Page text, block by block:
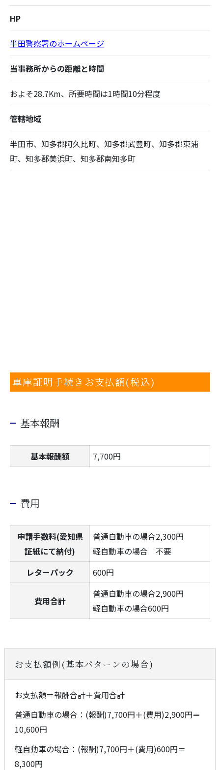
HP
半田警察署のホームページ
当事務所からの距離と時間
およそ28.7Km、所要時間は1時間10分程度
管轄地域
半田市、知多郡阿久比町、知多郡武豊町、知多郡東浦
町、知多郡美浜町、知多郡南知多町
車庫証明手続きお支払額(税込)
基本報酬
基本報酬額 7,700円
費用
申請手数料(愛知県
証紙にて納付)
普通自動車の場合2,300円
軽自動車の場合 不要
レターパック
600円
費用合計
普通自動車の場合2,900円
軽自動車の場合600円
お支払額例(基本パターンの場合)
お支払額＝報酬合計＋費用合計
普通自動車の場合：(報酬)7,700円＋(費用)2,900円＝
10,600円
軽自動車の場合：(報酬)7,700円＋(費用)600円＝
8,300円